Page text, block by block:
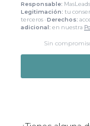
Responsable:
Legitimación: tu
terceros ·Derechos:
adicional: en nuestra
Sin